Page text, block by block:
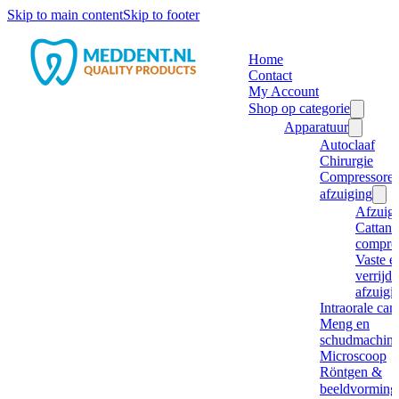
Skip to main contentSkip to footer
Home
Contact
My Account
Shop op categorie
Apparatuur
Autoclaaf
Chirurgie
afzuiging
Cattani
Vaste
Intraorale
Meng en
Microscoop
Röntgen &
beeldvorming